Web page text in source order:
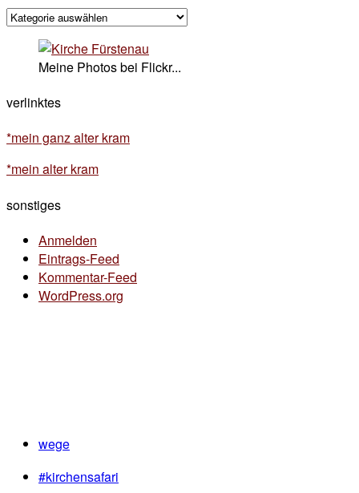
kategorisches
Meine Photos bei Flickr...
verlinktes
*mein ganz alter kram
*mein alter kram
sonstiges
Anmelden
Eintrags-Feed
Kommentar-Feed
WordPress.org
wege
#kirchensafari